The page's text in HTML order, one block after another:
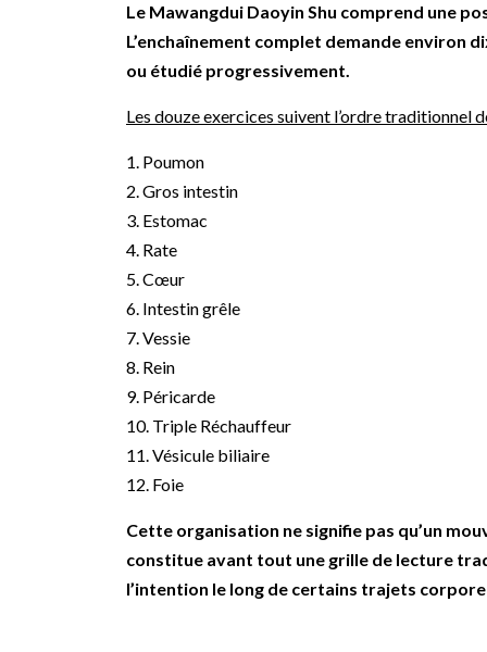
Le Mawangdui Daoyin Shu comprend une
L’enchaînement complet demande
ou étudié progressivement.
Les douze exercices suivent l’ordre traditionnel
1. Poumon
2. Gros intestin
3. Estomac
4. Rate
5. Cœur
6. Intestin grêle
7. Vessie
8. Rein
9. Péricarde
10. Triple Réchauffeur
11. Vésicule biliaire
12. Foie
Cette organisation ne signifie pas qu’un
constitue avant tout une grille de lecture
l’intention le long de certains trajets